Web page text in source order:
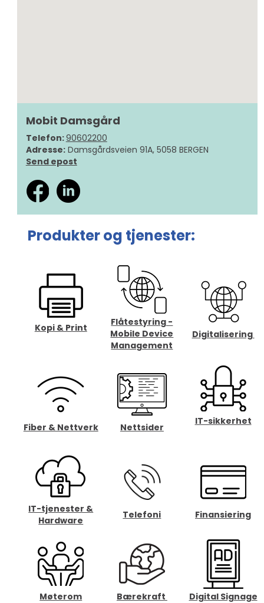
Mobit Damsgård
Telefon:90602200
Adresse:Damsgårdsveien 91A, 5058 BERGEN
Send epost
Produkter og tjenester:
Kopi & Print
Flåtestyring -
Mobile Device
Management
Digitalisering
Fiber & Nettverk Nettsider
IT-sikkerhet
IT-tjenester &
Hardware
Telefoni Finansiering
Møterom Bærekraft Digital Signage